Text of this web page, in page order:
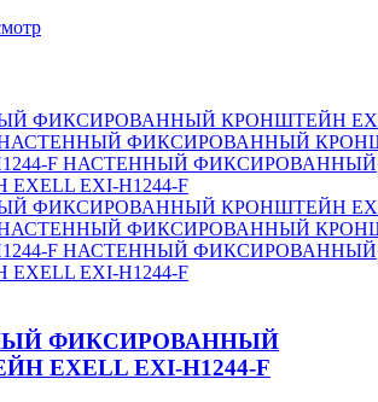
ФИКСИРОВАННЫЙ
EXELL EXI-H1244-F